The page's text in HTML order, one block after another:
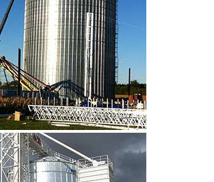
POUR AGRANDIR